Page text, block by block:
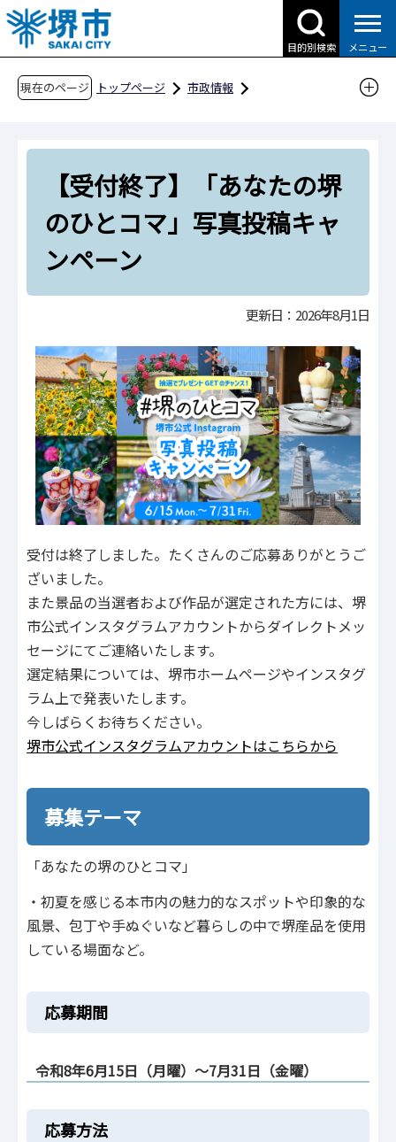
こ
の
ペ
目的別検索 メニュー
現在のページ トップページ
市政情報
シティプロモーション
堺市公式Instagram（インスタグラム）
【受付終了】「あなたの堺のひとコマ」写真投
稿キャンペーン
【受付終了】「あなたの堺
のひとコマ」写真投稿キャ
ンペーン
更新日：2026年8月1日
受付は終了しました。たくさんのご応募ありがとうご
ざいました。
また景品の当選者および作品が選定された方には、堺
市公式インスタグラムアカウントからダイレクトメッ
セージにてご連絡いたします。
選定結果については、堺市ホームページやインスタグ
ラム上で発表いたします。
今しばらくお待ちください。
堺市公式インスタグラムアカウントはこちらから
募集テーマ
「あなたの堺のひとコマ」
・初夏を感じる本市内の魅力的なスポットや印象的な
風景、包丁や手ぬぐいなど暮らしの中で堺産品を使用
している場面など。
応募期間
令和8年6月15日（月曜）～7月31日（金曜）
応募方法